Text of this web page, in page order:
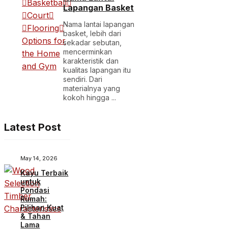
Lapangan Basket
Nama lantai lapangan
basket, lebih dari
sekadar sebutan,
mencerminkan
karakteristik dan
kualitas lapangan itu
sendiri. Dari
materialnya yang
kokoh hingga ...
Latest Post
May 14, 2026
Kayu Terbaik
untuk
Pondasi
Rumah:
Pilihan Kuat
& Tahan
Lama